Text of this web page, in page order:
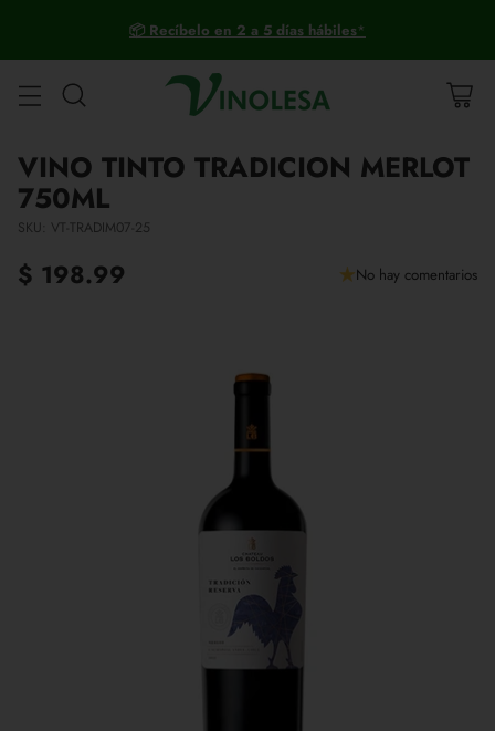
Envío GRATIS
en compras desde $1,500.00 MXN a todo México
🇲🇽
VINO TINTO TRADICION MERLOT
750ML
SKU: VT-TRADIM07-25
Precio
$ 198.99 No hay comentarios